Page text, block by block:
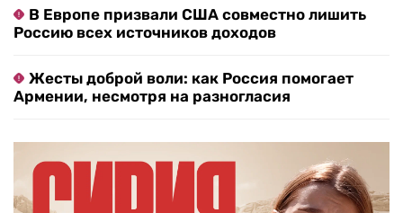
В Европе призвали США совместно лишить
Россию всех источников доходов
Жесты доброй воли: как Россия помогает
Армении, несмотря на разногласия